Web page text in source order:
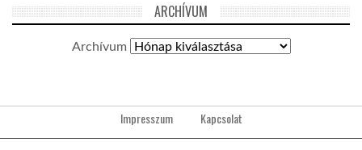
ARCHÍVUM
Archívum
Impresszum Kapcsolat